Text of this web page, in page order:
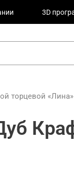
3D
торцевой